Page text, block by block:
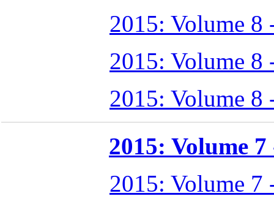
2015: Volume 8
2015: Volume 8
2015: Volume 8
2015: Volume 7
2015: Volume 7